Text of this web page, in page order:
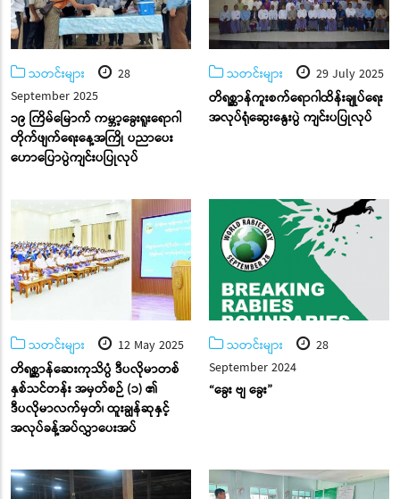
သတင်းများ
28
September 2025
၁၉ ကြိမ်မြောက် ကမ္ဘာ့ခွေးရူးရောဂါ
တိုက်ဖျက်ရေးနေ့အကြို ပညာပေး
ဟောပြောပွဲကျင်းပပြုလုပ်
သတင်းများ
29 July 2025
တိရစ္ဆာန်ကူးစက်ရောဂါထိန်းချုပ်ရေး
အလုပ်ရုံဆွေးနွေးပွဲ ကျင်းပပြုလုပ်
သတင်းများ
12 May 2025
တိရစ္ဆာန်ဆေးကုသိပ္ပံ ဒီပလိုမာတစ်
နှစ်သင်တန်း အမှတ်စဉ် (၁) ၏
ဒီပလိုမာလက်မှတ်၊ ထူးချွန်ဆုနှင့်
အလုပ်ခန့်အပ်လွှာပေးအပ်
သတင်းများ
28
September 2024
“ခွေး ဗျ ခွေး”